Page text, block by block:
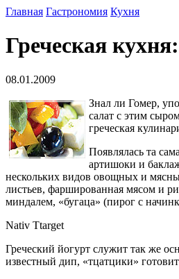
Главная Гастрономия Кухня
Греческая
08.01.2009
Знал ли Гомер,
салат с этим
греческая
Появлялась та
артишоки и
нескольких видов овощных и
листьев, фаршированная мясом и
миндалем, «бугаца» (пирог с
Nativ Ttarget
Греческий йогурт служит так же
известный дип, «тцатцики»